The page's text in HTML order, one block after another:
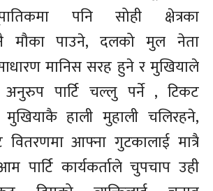
पनि सोही क्षेत्रका
मौका पाउने, दलको मुल नेता
मानिस सरह हुने र मुखियाले
पार्टि चल्लु पर्ने , टिकट
हाली मुहाली चलिरहने,
आफ्ना गुटकालाई मात्रै
पार्टि कार्यकर्ताले चुपचाप उही